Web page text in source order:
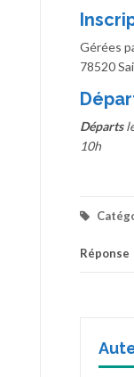
Gérées
78520
Départs
10h
Réponse